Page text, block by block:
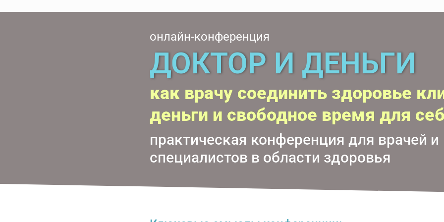
онлайн-конференция
ДОКТОР И ДЕНЬГИ
как врачу соединить здоровье
деньги и свободное время для
практическая конференция для врачей и
специалистов в области здоровья